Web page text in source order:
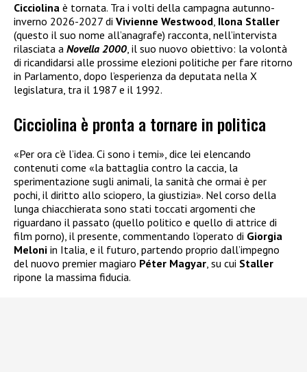
Cicciolina è tornata. Tra i volti della campagna autunno-
inverno 2026-2027 di Vivienne Westwood, Ilona Staller
(questo il suo nome all’anagrafe) racconta, nell’intervista
rilasciata a Novella 2000, il suo nuovo obiettivo: la volontà
di ricandidarsi alle prossime elezioni politiche per fare ritorno
in Parlamento, dopo l’esperienza da deputata nella X
legislatura, tra il 1987 e il 1992.
Cicciolina è pronta a tornare in politica
«Per ora c’è l’idea. Ci sono i temi», dice lei elencando
contenuti come «la battaglia contro la caccia, la
sperimentazione sugli animali, la sanità che ormai è per
pochi, il diritto allo sciopero, la giustizia». Nel corso della
lunga chiacchierata sono stati toccati argomenti che
riguardano il passato (quello politico e quello di attrice di
film porno), il presente, commentando l’operato di Giorgia
Meloni in Italia, e il futuro, partendo proprio dall’impegno
del nuovo premier magiaro Péter Magyar, su cui Staller
ripone la massima fiducia.